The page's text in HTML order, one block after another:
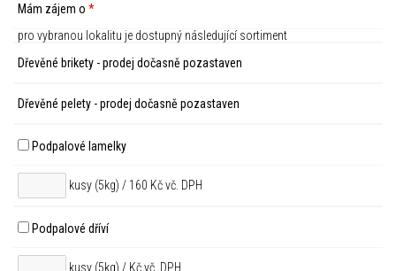
Mám zájem o *
pro vybranou lokalitu je dostupný následující sortiment
Dřevěné brikety - prodej dočasně pozastaven
Dřevěné pelety - prodej dočasně pozastaven
Podpalové lamelky
kusy (5kg) / 160 Kč vč. DPH
Podpalové dříví
kusy (5kg) / Kč vč. DPH